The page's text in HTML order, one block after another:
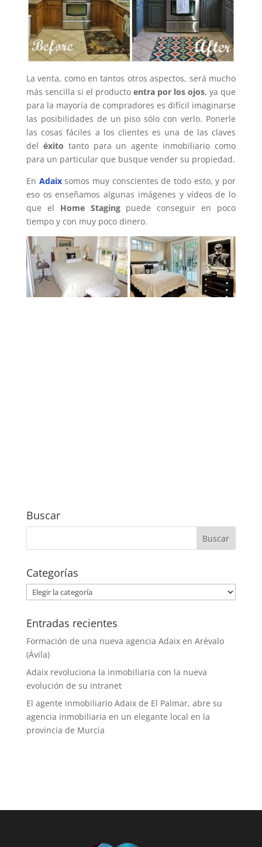
La venta, como en tantos otros aspectos, será mucho
más sencilla si el producto entra por los ojos, ya que
para la mayoría de compradores es difícil imaginarse
las posibilidades de un piso sólo con verlo. Ponerle
las cosas fáciles a los clientes es una de las claves
del éxito tanto para un agente inmobiliario como
para un particular que busque vender su propiedad.
En Adaixsomos muy conscientes de todo esto, y por
eso os enseñamos algunas imágenes y vídeos de lo
que el Home Stagingpuede conseguir en poco
tiempo y con muy poco dinero.
Buscar
Categorías
Categorías
Entradas recientes
Formación de una nueva agencia Adaix en Arévalo
(Ávila)
Adaix revoluciona la inmobiliaria con la nueva
evolución de su intranet
El agente inmobiliario Adaix de El Palmar, abre su
agencia inmobiliaria en un elegante local en la
provincia de Murcia